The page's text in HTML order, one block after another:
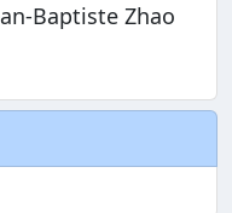
Baptiste Zhao